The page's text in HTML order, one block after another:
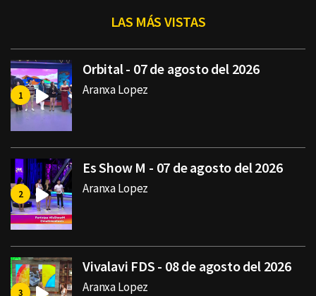
LAS MÁS VISTAS
Orbital - 07 de agosto del 2026
Aranxa Lopez
Es Show M - 07 de agosto del 2026
Aranxa Lopez
Vivalavi FDS - 08 de agosto del 2026
Aranxa Lopez